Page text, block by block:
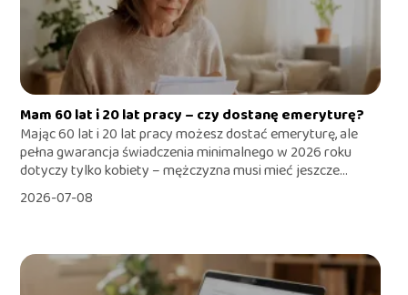
Mam 60 lat i 20 lat pracy – czy dostanę emeryturę?
Mając 60 lat i 20 lat pracy możesz dostać emeryturę, ale
pełna gwarancja świadczenia minimalnego w 2026 roku
dotyczy tylko kobiety – mężczyzna musi mieć jeszcze...
2026-07-08